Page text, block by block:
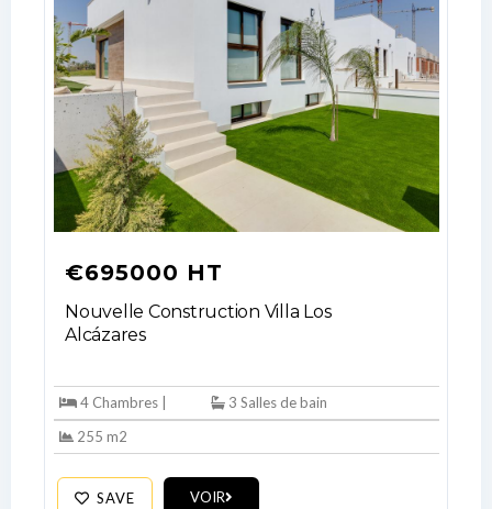
€695000 HT
Nouvelle Construction Villa Los
Alcázares
4 Chambres |
3 Salles de bain
255 m2
SAVE VOIR
Log In
Don't have an account?Sign Up
Username
No apps configured. Please contact
your administrator.